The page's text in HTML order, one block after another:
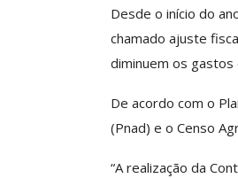
Desde o início do
chamado ajuste
diminuem os gastos
De acordo com o
(Pnad) e o Censo
“A realização da